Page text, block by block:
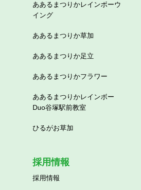
ああるまつりかレインボーウ
イング
ああるまつりか草加
ああるまつりか足立
ああるまつりかフラワー
ああるまつりかレインボー
Duo谷塚駅前教室
ひるがお草加
採用情報
採用情報